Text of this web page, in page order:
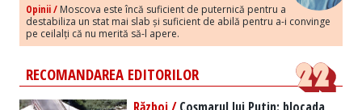
Opinii / Moscova este încă suficient de puternică pentru a
destabiliza un stat mai slab și suficient de abilă pentru a-i convinge
pe ceilalți că nu merită să-l apere.
RECOMANDAREA EDITORILOR